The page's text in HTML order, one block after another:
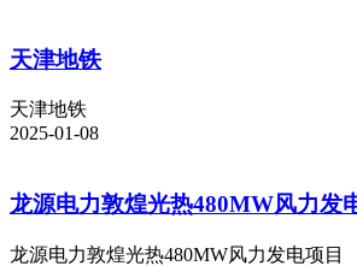
天津地铁
天津地铁
2025-01-08
龙源电力敦煌光热480MW风力发
龙源电力敦煌光热480MW风力发电项目